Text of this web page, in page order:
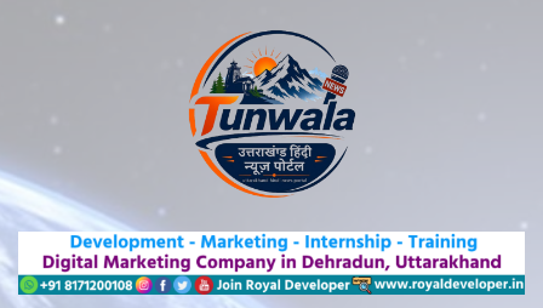
Uttarakhand Hindi News Portal